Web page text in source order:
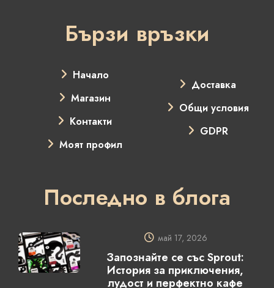
Бързи връзки
Начало
Магазин
Контакти
Моят профил
Доставка
Общи условия
GDPR
Последно в блога
май 17, 2026
Запознайте се със Sprout:
История за приключения,
лудост и перфектно кафе